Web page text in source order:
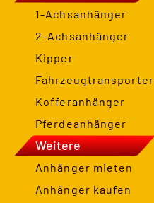
1-Achsanhänger
2-Achsanhänger
Kipper
Fahrzeugtransporter
Kofferanhänger
Pferdeanhänger
Weitere
Anhänger mieten
Anhänger kaufen